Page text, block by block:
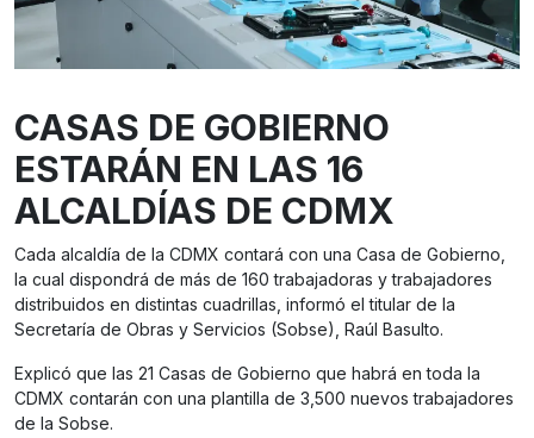
CASAS DE GOBIERNO
ESTARÁN EN LAS 16
ALCALDÍAS DE CDMX
Cada alcaldía de la CDMX contará con una Casa de Gobierno,
la cual dispondrá de más de 160 trabajadoras y trabajadores
distribuidos en distintas cuadrillas, informó el titular de la
Secretaría de Obras y Servicios (Sobse), Raúl Basulto.
Explicó que las 21 Casas de Gobierno que habrá en toda la
CDMX contarán con una plantilla de 3,500 nuevos trabajadores
de la Sobse.